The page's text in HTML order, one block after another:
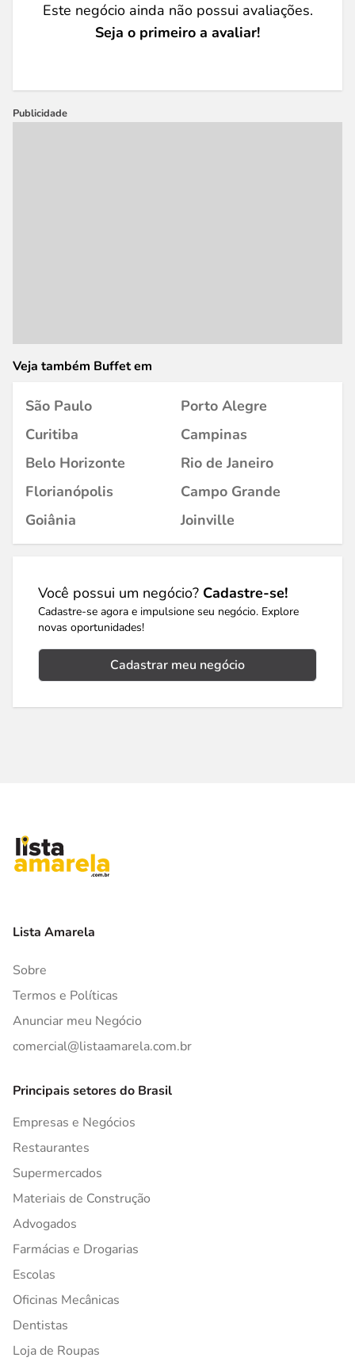
Este negócio ainda não possui avaliações.
Seja o primeiro a avaliar!
Publicidade
Veja também Buffet em
São Paulo
Porto Alegre
Curitiba
Campinas
Belo Horizonte
Rio de Janeiro
Florianópolis
Campo Grande
Goiânia
Joinville
Você possui um negócio? Cadastre-se!
Cadastre-se agora e impulsione seu negócio. Explore
novas oportunidades!
Cadastrar meu negócio
Lista Amarela
Sobre
Termos e Políticas
Anunciar meu Negócio
comercial@listaamarela.com.br
Principais setores do Brasil
Empresas e Negócios
Restaurantes
Supermercados
Materiais de Construção
Advogados
Farmácias e Drogarias
Escolas
Oficinas Mecânicas
Dentistas
Loja de Roupas